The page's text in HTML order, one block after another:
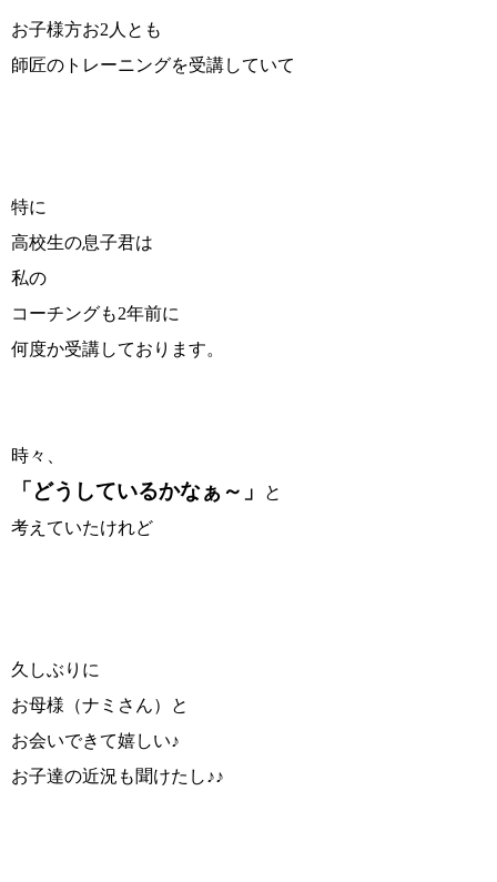
お子様方お2人とも
師匠のトレーニングを受講していて
特に
高校生の息子君は
私の
コーチングも2年前に
何度か受講しております。
時々、
「どうしているかなぁ～」
と
考えていたけれど
久しぶりに
お母様（ナミさん）と
お会いできて嬉しい♪
お子達の近況も聞けたし♪♪